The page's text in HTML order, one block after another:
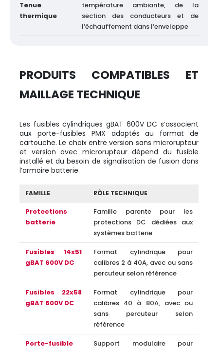
Tenue
thermique
température ambiante, de la
section des conducteurs et de
l’échauffement dans l’enveloppe
PRODUITS COMPATIBLES ET
MAILLAGE TECHNIQUE
Les fusibles cylindriques gBAT 600V DC s’associent
aux porte-fusibles PMX adaptés au format de
cartouche. Le choix entre version sans microrupteur
et version avec microrupteur dépend du fusible
installé et du besoin de signalisation de fusion dans
l’armoire batterie.
FAMILLE RÔLE TECHNIQUE
Protections
batterie
Famille parente pour les
protections DC dédiées aux
systèmes batterie
Fusibles 14x51
gBAT 600V DC
Format cylindrique pour
calibres 2 à 40A, avec ou sans
percuteur selon référence
Fusibles 22x58
gBAT 600V DC
Format cylindrique pour
calibres 40 à 80A, avec ou
sans percuteur selon
référence
Porte-fusible
Support modulaire pour